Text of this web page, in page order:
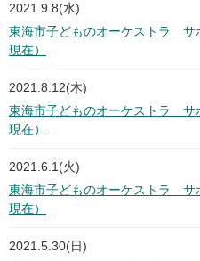
2021.9.8(水)
東海市子どものオーケストラ
現在）
2021.8.12(木)
東海市子どものオーケストラ
現在）
2021.6.1(火)
東海市子どものオーケストラ
現在）
2021.5.30(日)